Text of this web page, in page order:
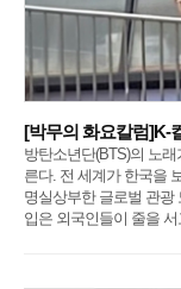
[박무의 화요칼럼]K-
방탄소년단(BTS)의 노
른다. 전 세계가 한국을
명실상부한 글로벌 관광
입은 외국인들이 줄을 서